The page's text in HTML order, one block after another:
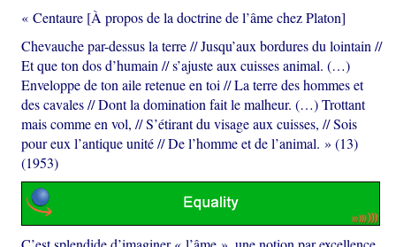
« Centaure [À propos de la doctrine de l’âme chez Platon]
Chevauche par-dessus la terre // Jusqu’aux bordures du lointain //
Et que ton dos d’humain // s’ajuste aux cuisses animal. (…)
Enveloppe de ton aile retenue en toi // La terre des hommes et
des cavales // Dont la domination fait le malheur. (…) Trottant
mais comme en vol, // S’étirant du visage aux cuisses, // Sois
pour eux l’antique unité // De l’homme et de l’animal. » (13)
(1953)